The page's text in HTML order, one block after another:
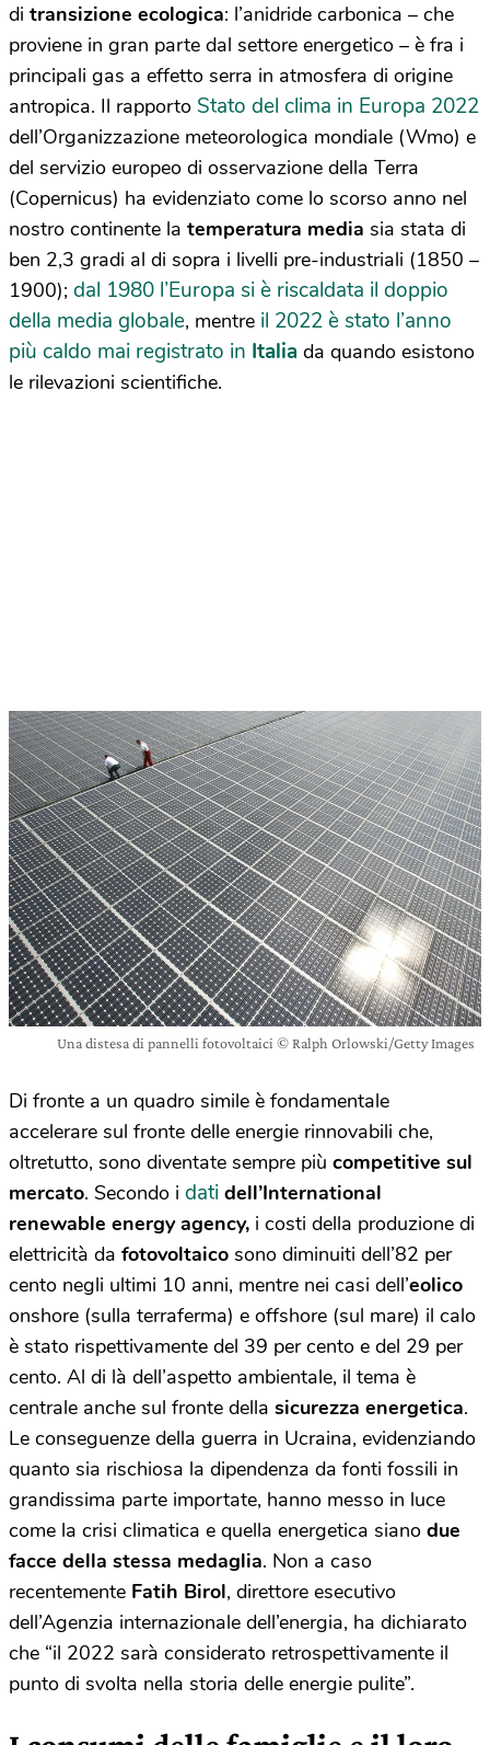
di transizione ecologica: l’anidride carbonica – che
proviene in gran parte dal settore energetico – è fra i
principali gas a effetto serra in atmosfera di origine
antropica. Il rapporto Stato del clima in Europa 2022
dell’Organizzazione meteorologica mondiale (Wmo) e
del servizio europeo di osservazione della Terra
(Copernicus) ha evidenziato come lo scorso anno nel
nostro continente la temperatura media sia stata di
ben 2,3 gradi al di sopra i livelli pre-industriali (1850 –
1900); dal 1980 l’Europa si è riscaldata il doppio
della media globale, mentre il 2022 è stato l’anno
più caldo mai registrato in Italia da quando esistono
le rilevazioni scientifiche.
Una distesa di pannelli fotovoltaici © Ralph Orlowski/Getty Images
Di fronte a un quadro simile è fondamentale
accelerare sul fronte delle energie rinnovabili che,
oltretutto, sono diventate sempre più competitive sul
mercato. Secondo i dati dell’International
renewable energy agency, i costi della produzione di
elettricità da fotovoltaico sono diminuiti dell’82 per
cento negli ultimi 10 anni, mentre nei casi dell’eolico
onshore (sulla terraferma) e offshore (sul mare) il calo
è stato rispettivamente del 39 per cento e del 29 per
cento. Al di là dell’aspetto ambientale, il tema è
centrale anche sul fronte della sicurezza energetica.
Le conseguenze della guerra in Ucraina, evidenziando
quanto sia rischiosa la dipendenza da fonti fossili in
grandissima parte importate, hanno messo in luce
come la crisi climatica e quella energetica siano due
facce della stessa medaglia. Non a caso
recentemente Fatih Birol, direttore esecutivo
dell’Agenzia internazionale dell’energia, ha dichiarato
che “il 2022 sarà considerato retrospettivamente il
punto di svolta nella storia delle energie pulite”.